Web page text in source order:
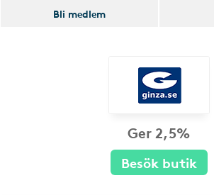
Bli medlem
Ger 2,5%
Besök butik